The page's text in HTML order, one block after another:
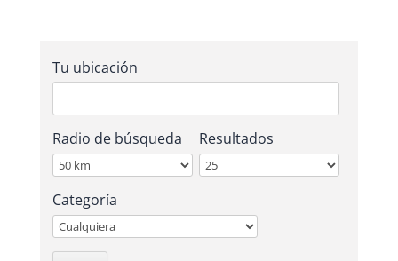
Tu ubicación
Radio de búsqueda Resultados
Categoría